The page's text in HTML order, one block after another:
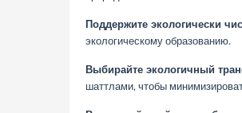
Поддержите экологически
экологическому образованию.
Выбирайте экологичный
шаттлами, чтобы